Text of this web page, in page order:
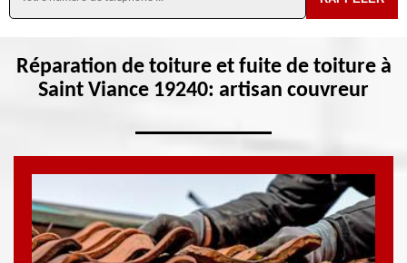
Réparation de toiture et fuite de toiture à
Saint Viance 19240: artisan couvreur